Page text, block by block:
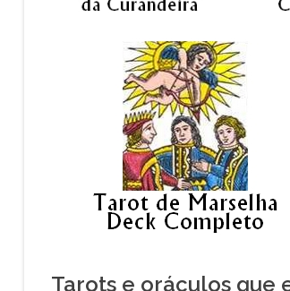
Tarots e oráculos que